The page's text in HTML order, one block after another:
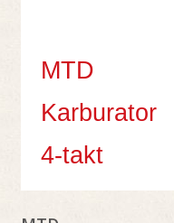
MTD
Karburator
4-takt